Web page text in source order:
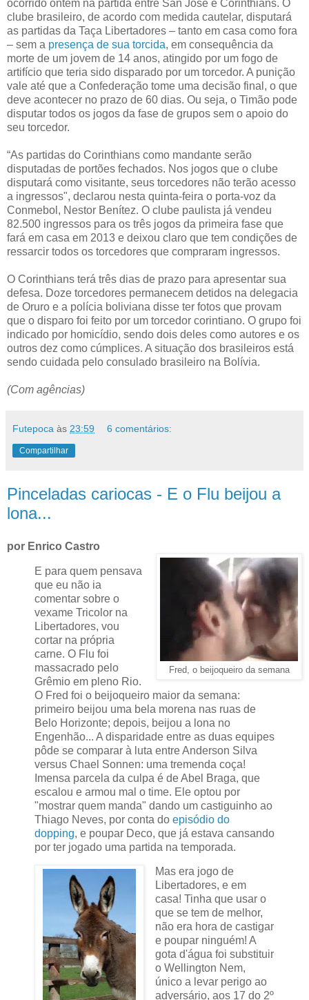
ocorrido ontem na partida entre San Jose e Corinthians. O
clube brasileiro, de acordo com medida cautelar, disputará
as partidas da Taça Libertadores – tanto em casa como fora
– sem a presença de sua torcida, em consequência da
morte de um jovem de 14 anos, atingido por um fogo de
artifício que teria sido disparado por um torcedor. A punição
vale até que a Confederação tome uma decisão final, o que
deve acontecer no prazo de 60 dias. Ou seja, o Timão pode
disputar todos os jogos da fase de grupos sem o apoio do
seu torcedor.
“As partidas do Corinthians como mandante serão
disputadas de portões fechados. Nos jogos que o clube
disputará como visitante, seus torcedores não terão acesso
a ingressos", declarou nesta quinta-feira o porta-voz da
Conmebol, Nestor Benítez. O clube paulista já vendeu
82.500 ingressos para os três jogos da primeira fase que
fará em casa em 2013 e deixou claro que tem condições de
ressarcir todos os torcedores que compraram ingressos.
O Corinthians terá três dias de prazo para apresentar sua
defesa. Doze torcedores permanecem detidos na delegacia
de Oruro e a polícia boliviana disse ter fotos que provam
que o disparo foi feito por um torcedor corintiano. O grupo foi
indicado por homicídio, sendo dois deles como autores e os
outros dez como cúmplices. A situação dos brasileiros está
sendo cuidada pelo consulado brasileiro na Bolívia.
(Com agências)
Futepoca às 23:59 6 comentários:
Compartilhar
Pinceladas cariocas - E o Flu beijou a
lona...
por Enrico Castro
Fred, o beijoqueiro da semana
E para quem pensava
que eu não ia
comentar sobre o
vexame Tricolor na
Libertadores, vou
cortar na própria
carne. O Flu foi
massacrado pelo
Grêmio em pleno Rio.
O Fred foi o beijoqueiro maior da semana:
primeiro beijou uma bela morena nas ruas de
Belo Horizonte; depois, beijou a lona no
Engenhão... A disparidade entre as duas equipes
pôde se comparar à luta entre Anderson Silva
versus Chael Sonnen: uma tremenda coça!
Imensa parcela da culpa é de Abel Braga, que
escalou e armou mal o time. Ele optou por
"mostrar quem manda" dando um castiguinho ao
Thiago Neves, por conta do episódio do
dopping, e poupar Deco, que já estava cansando
por ter jogado uma partida na temporada.
Mas era jogo de
Libertadores, e em
casa! Tinha que usar o
que se tem de melhor,
não era hora de castigar
e poupar ninguém! A
gota d'água foi substituir
o Wellington Nem,
único a levar perigo ao
adversário, aos 17 do 2º